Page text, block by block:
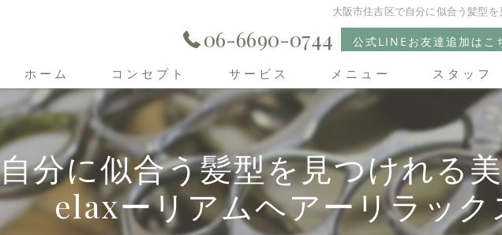
大阪市住吉区で自分に似合う髪型
06-6690-0744 公式LINEお友達追加はこ
ホーム コンセプト
住吉区の美容室･LIAM hair Relaxの口コミ情報
住吉区の美容室･LIAM hair Relaxの評判
住吉区の美容室･LIAM hair Relaxのお客様の声
サービス メニュー スタッフ
分に似合う髪型を見つけれ
elaxーリアムヘアーリラック